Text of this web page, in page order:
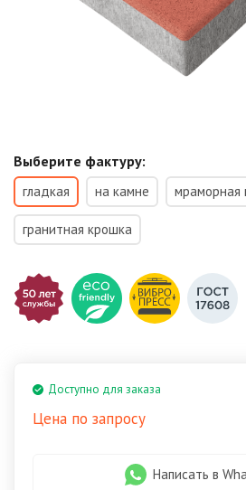
Выберите фактуру:
гладкая на камне мраморная
гранитная крошка
Доступно для заказа
Цена по запросу
Написать в